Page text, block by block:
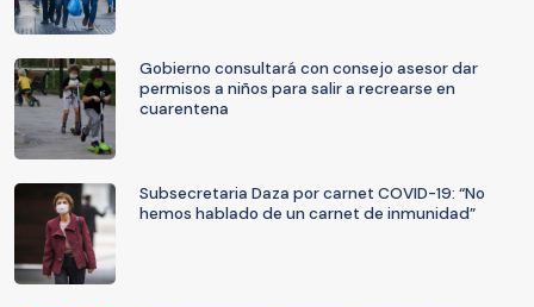
Gobierno consultará con consejo asesor dar
permisos a niños para salir a recrearse en
cuarentena
Subsecretaria Daza por carnet COVID-19: “No
hemos hablado de un carnet de inmunidad”